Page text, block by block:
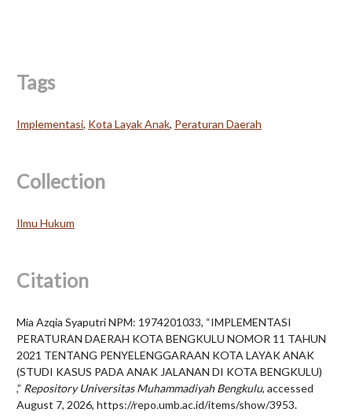
Tags
Implementasi, Kota Layak Anak, Peraturan Daerah
Collection
Ilmu Hukum
Citation
Mia Azqia Syaputri NPM: 1974201033, “IMPLEMENTASI
PERATURAN DAERAH KOTA BENGKULU NOMOR 11 TAHUN
2021 TENTANG PENYELENGGARAAN KOTA LAYAK ANAK
(STUDI KASUS PADA ANAK JALANAN DI KOTA BENGKULU)
,” Repository Universitas Muhammadiyah Bengkulu, accessed
August 7, 2026, https://repo.umb.ac.id/items/show/3953.